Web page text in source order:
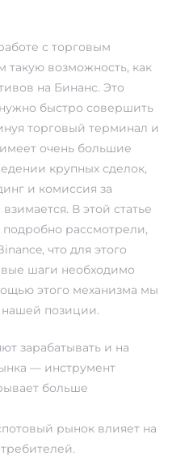
с торговым
возможность, как
на Бинанс. Это
быстро совершить
торговый терминал и
очень большие
крупных сделок,
и комиссия за
В этой статье
рассмотрели,
что для этого
шаги необходимо
этого механизма мы
позиции.
зарабатывать и на
— инструмент
больше
рынок влияет на